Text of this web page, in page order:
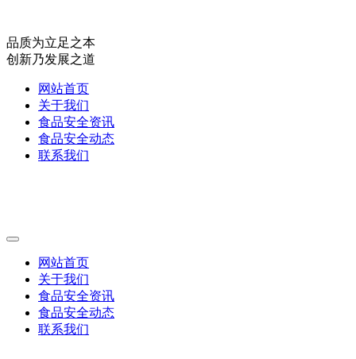
品质为立足之本
创新乃发展之道
网站首页
关于我们
食品安全资讯
食品安全动态
联系我们
网站首页
关于我们
食品安全资讯
食品安全动态
联系我们